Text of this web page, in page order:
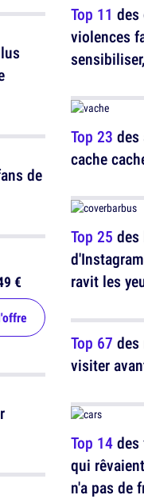
de
€
Top 11 des
violences
Top 23 des
cache
Top 25 des
ravit les
Top 67 des
visiter
Top 14des
qui
n'a pas de